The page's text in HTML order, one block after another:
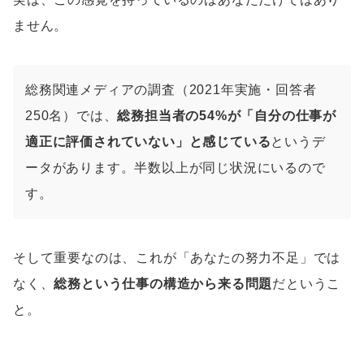
ません。
総務関連メディアの調査（2021年実施・回答者
250名）では、総務担当者の54%が「自分の仕事が
適正に評価されていない」と感じているというデ
ータがあります。半数以上が同じ状況にいるので
す。
そして重要なのは、これが「あなたの努力不足」では
なく、総務という仕事の構造から来る問題だというこ
と。